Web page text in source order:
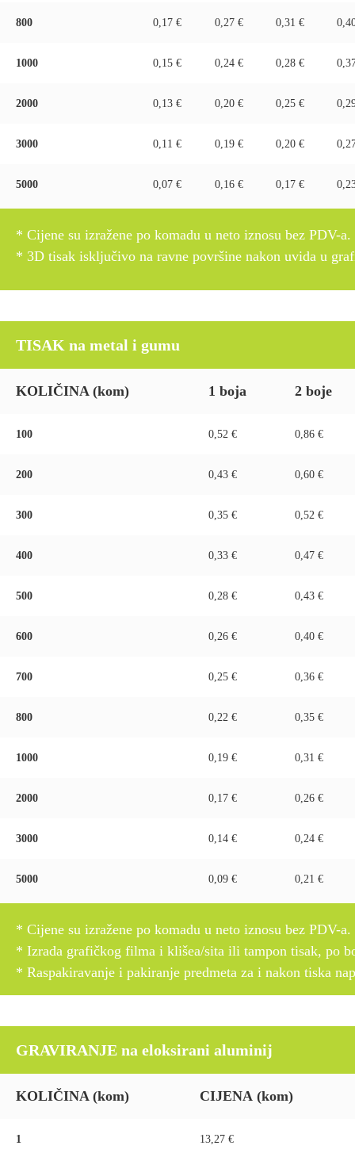
800 0,17 € 0,27 € 0,31 €
1000 0,15 € 0,24 € 0,28 €
2000 0,13 € 0,20 € 0,25 €
3000 0,11 € 0,19 € 0,20 €
5000 0,07 € 0,16 € 0,17 €
* Cijene su izražene po komadu u neto iznosu bez PDV-a.
* 3D tisak isključivo na ravne površine nakon uvida u
TISAK na metal i gumu
KOLIČINA (kom) 1 boja 2 boje
100 0,52 € 0,86 €
200 0,43 € 0,60 €
300 0,35 € 0,52 €
400 0,33 € 0,47 €
500 0,28 € 0,43 €
600 0,26 € 0,40 €
700 0,25 € 0,36 €
800 0,22 € 0,35 €
1000 0,19 € 0,31 €
2000 0,17 € 0,26 €
3000 0,14 € 0,24 €
5000 0,09 € 0,21 €
* Cijene su izražene po komadu u neto iznosu bez PDV-a.
* Izrada grafičkog filma i klišea/sita ili tampon tisak, po
* Raspakiravanje i pakiranje predmeta za i nakon tiska
GRAVIRANJE na eloksirani aluminij
KOLIČINA (kom) CIJENA (kom)
1 13,27 €